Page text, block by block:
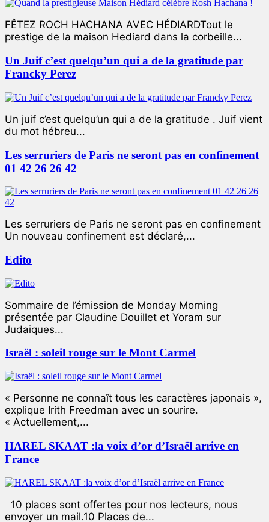
FÊTEZ ROCH HACHANA AVEC HÉDIARDTout le
prestige de la maison Hediard dans la corbeille...
Un Juif c’est quelqu’un qui a de la gratitude par
Francky Perez
Un juif c’est quelqu’un qui a de la gratitude . Juif vient
du mot hébreu...
Les serruriers de Paris ne seront pas en confinement
01 42 26 26 42
Les serruriers de Paris ne seront pas en confinement
Un nouveau confinement est déclaré,...
Edito
Sommaire de l’émission de Monday Morning
présentée par Claudine Douillet et Yoram sur
Judaiques...
Israël : soleil rouge sur le Mont Carmel
« Personne ne connaît tous les caractères japonais »,
explique Irith Freedman avec un sourire.
« Actuellement,...
HAREL SKAAT :la voix d’or d’Israël arrive en
France
10 places sont offertes pour nos lecteurs, nous
envoyer un mail.10 Places de...